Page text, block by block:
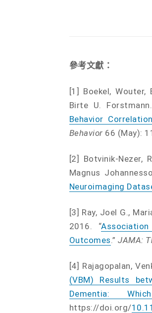
參考文獻：
[1] Boekel, Wouter,
Birte U.
Behavior
Behavior 66 (May):
[2] Botvinik-Nezer,
Magnus
Neuroimaging
[3] Ray, Joel G.,
2016. “
Outcomes .” JAMA:
[4] Rajagopalan,
(VBM) Results
Dementia:
https://doi.org/